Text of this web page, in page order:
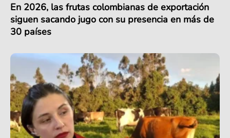
En 2026, las frutas colombianas de exportación
siguen sacando jugo con su presencia en más de
30 países